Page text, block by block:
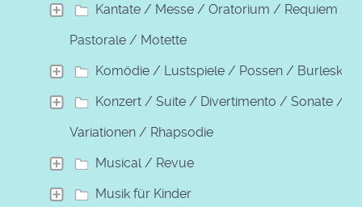
Kantate / Messe / Oratorium / Requiem /
Pastorale / Motette
Komödie / Lustspiele / Possen / Burleske
Konzert / Suite / Divertimento / Sonate /
Variationen / Rhapsodie
Musical / Revue
Musik für Kinder